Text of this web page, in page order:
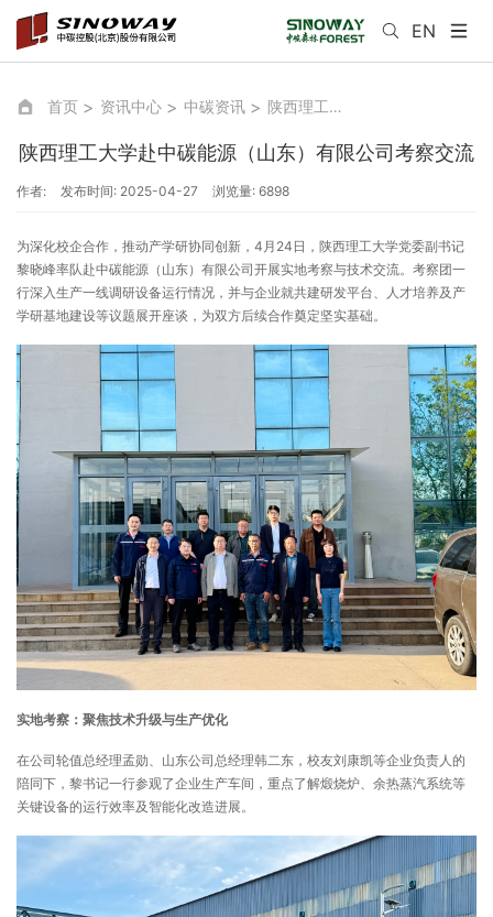
EN
首页 资讯中心 中碳资讯 陕西理工大学赴中碳能源（山东）有限公司考察交流
陕西理工大学赴中碳能源（山东）有限公司考察交流
作者: 发布时间: 2025-04-27 浏览量: 6898
为深化校企合作，推动产学研协同创新，4月24日，陕西理工大学党委副书记
黎晓峰率队赴中碳能源（山东）有限公司开展实地考察与技术交流。考察团一
行深入生产一线调研设备运行情况，并与企业就共建研发平台、人才培养及产
学研基地建设等议题展开座谈，为双方后续合作奠定坚实基础。
实地考察：聚焦技术升级与生产优化
在公司轮值总经理孟勋、山东公司总经理韩二东，校友刘康凯等企业负责人的
陪同下，黎书记一行参观了企业生产车间，重点了解煅烧炉、余热蒸汽系统等
关键设备的运行效率及智能化改造进展。